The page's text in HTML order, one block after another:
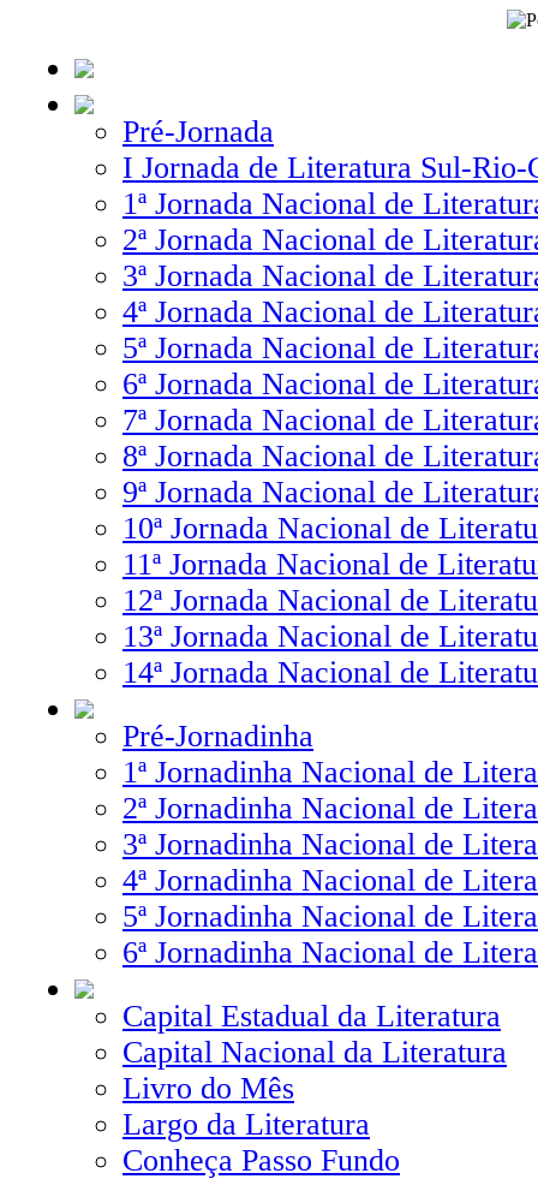
Pré-Jornada
I Jornada de Literatura Sul-Rio-
1ª Jornada Nacional de
2ª Jornada Nacional de
3ª Jornada Nacional de
4ª Jornada Nacional de
5ª Jornada Nacional de
6ª Jornada Nacional de
7ª Jornada Nacional de
8ª Jornada Nacional de
9ª Jornada Nacional de
10ª Jornada Nacional de
11ª Jornada Nacional de
12ª Jornada Nacional de
13ª Jornada Nacional de
14ª Jornada Nacional de
Pré-Jornadinha
1ª Jornadinha Nacional de
2ª Jornadinha Nacional de
3ª Jornadinha Nacional de
4ª Jornadinha Nacional de
5ª Jornadinha Nacional de
6ª Jornadinha Nacional de
Capital Estadual da Literatura
Capital Nacional da Literatura
Livro do Mês
Largo da Literatura
Conheça Passo Fundo